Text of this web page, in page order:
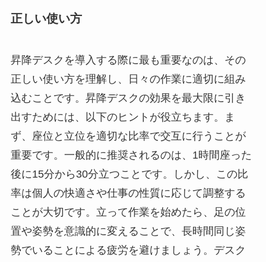
正しい使い方
昇降デスクを導入する際に最も重要なのは、その
正しい使い方を理解し、日々の作業に適切に組み
込むことです。昇降デスクの効果を最大限に引き
出すためには、以下のヒントが役立ちます。ま
ず、座位と立位を適切な比率で交互に行うことが
重要です。一般的に推奨されるのは、1時間座った
後に15分から30分立つことです。しかし、この比
率は個人の快適さや仕事の性質に応じて調整する
ことが大切です。立って作業を始めたら、足の位
置や姿勢を意識的に変えることで、長時間同じ姿
勢でいることによる疲労を避けましょう。デスク